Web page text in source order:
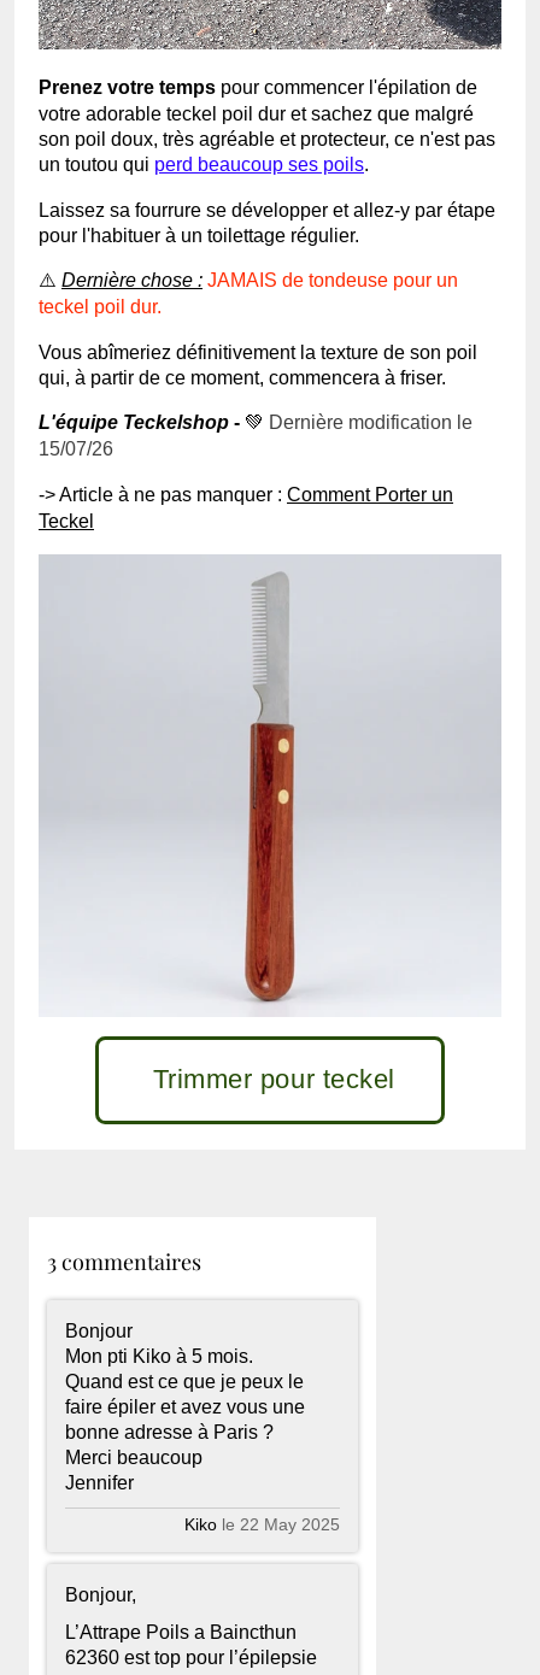
Prenez votre temps pour commencer l'épilation de
votre adorable teckel poil dur et sachez que malgré
son poil doux, très agréable et protecteur, ce n'est pas
un toutou qui perd beaucoup ses poils.
Laissez sa fourrure se développer et allez-y par étape
pour l'habituer à un toilettage régulier.
⚠️ Dernière chose : JAMAIS de tondeuse pour un
teckel poil dur.
Vous abîmeriez définitivement la texture de son poil
qui, à partir de ce moment, commencera à friser.
L'équipe Teckelshop - 💚 Dernière modification le
15/07/26
-> Article à ne pas manquer : Comment Porter un
Teckel
Trimmer pour teckel
3 commentaires
Bonjour
Mon pti Kiko à 5 mois.
Quand est ce que je peux le
faire épiler et avez vous une
bonne adresse à Paris ?
Merci beaucoup
Jennifer
Kiko le 22 May 2025
Bonjour,
L’Attrape Poils a Baincthun
62360 est top pour l’épilepsie